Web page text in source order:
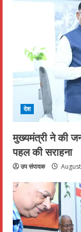
देश
मुख्यमंत्री ने की
पहल की सराहना
उप संपादक